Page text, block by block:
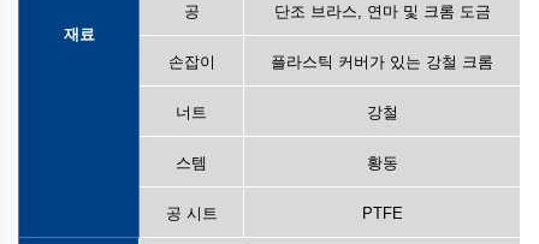
재료
공 단조 브라스, 연마 및 크롬 도금
손잡이 플라스틱 커버가 있는 강철 크롬
너트 강철
스템 황동
공 시트 PTFE